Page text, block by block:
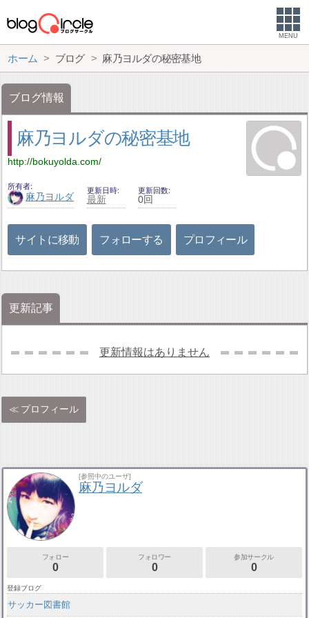
MENU
ホーム ブログ 麻乃ヨルダの秘密基地
ブログ情報
麻乃ヨルダの秘密基地
http://bokuyolda.com/
所有者
麻乃ヨルダ
更新日時
最新
更新回数
0回
サイトに移動 フォローする プロフィール
更新記事
更新情報はありません
プロフィール
[参照中のユーザ]
麻乃ヨルダ
フォロー
0
フォロワー
0
参加サークル
0
登録ブログ
サッカー図書館